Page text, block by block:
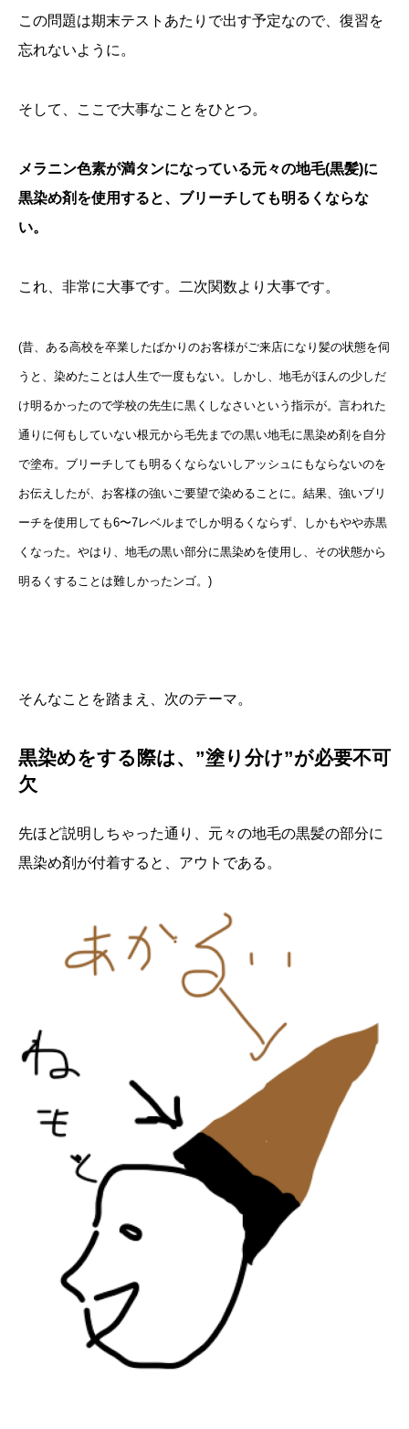
この問題は期末テストあたりで出す予定なので、復習を
忘れないように。
そして、ここで大事なことをひとつ。
メラニン色素が満タンになっている元々の地毛(黒髪)に
黒染め剤を使用すると、ブリーチしても明るくならな
い。
これ、非常に大事です。二次関数より大事です。
(昔、ある高校を卒業したばかりのお客様がご来店になり髪の状態を伺
うと、染めたことは人生で一度もない。しかし、地毛がほんの少しだ
け明るかったので学校の先生に黒くしなさいという指示が。言われた
通りに何もしていない根元から毛先までの黒い地毛に黒染め剤を自分
で塗布。ブリーチしても明るくならないしアッシュにもならないのを
お伝えしたが、お客様の強いご要望で染めることに。結果、強いブリ
ーチを使用しても6〜7レベルまでしか明るくならず、しかもやや赤黒
くなった。やはり、地毛の黒い部分に黒染めを使用し、その状態から
明るくすることは難しかったンゴ。)
そんなことを踏まえ、次のテーマ。
黒染めをする際は、”塗り分け”が必要不可
欠
先ほど説明しちゃった通り、元々の地毛の黒髪の部分に
黒染め剤が付着すると、アウトである。